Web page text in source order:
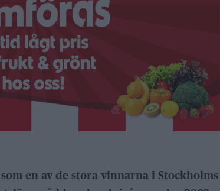
en av de stora vinnarna i Stockholms